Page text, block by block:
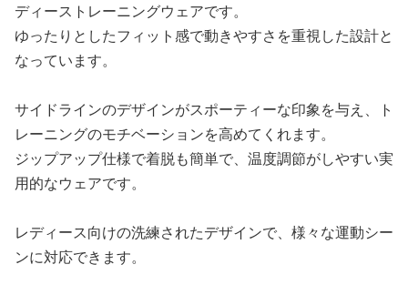
ディーストレーニングウェアです。
ゆったりとしたフィット感で動きやすさを重視した設計と
なっています。
サイドラインのデザインがスポーティーな印象を与え、ト
レーニングのモチベーションを高めてくれます。
ジップアップ仕様で着脱も簡単で、温度調節がしやすい実
用的なウェアです。
レディース向けの洗練されたデザインで、様々な運動シー
ンに対応できます。